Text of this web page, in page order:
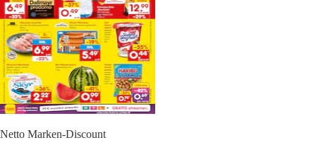
Netto Marken-Discount